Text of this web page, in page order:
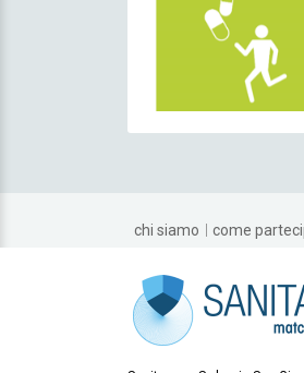
chi siamo come